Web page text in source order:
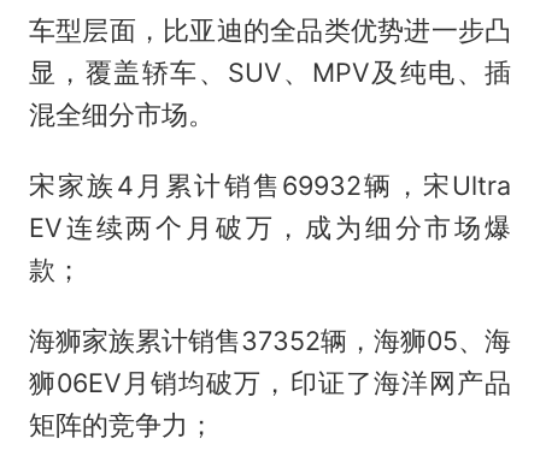
车型层面，比亚迪的全品类优势进一步凸
显，覆盖轿车、SUV、MPV及纯电、插
混全细分市场。
宋家族4月累计销售69932辆，宋Ultra
EV连续两个月破万，成为细分市场爆
款；
海狮家族累计销售37352辆，海狮05、海
狮06EV月销均破万，印证了海洋网产品
矩阵的竞争力；